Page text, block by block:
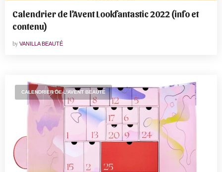
Calendrier de l’Avent Lookfantastic 2022 (info et
contenu)
by VANILLA BEAUTÉ
CALENDRIER DE L'AVENT BEAUTE